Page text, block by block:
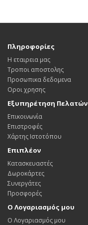
Πληροφορίες
Η εταιρεια μας
Τροποι αποστολης
Προσωπικα δεδομενα
Οροι χρησης
Εξυπηρέτηση Πελατών
Επικοινωνία
Επιστροφές
Χάρτης Ιστοτόπου
Επιπλέον
Κατασκευαστές
Δωροκάρτες
Συνεργάτες
Προσφορές
Ο Λογαριασμός μου
Ο Λογαριασμός μου